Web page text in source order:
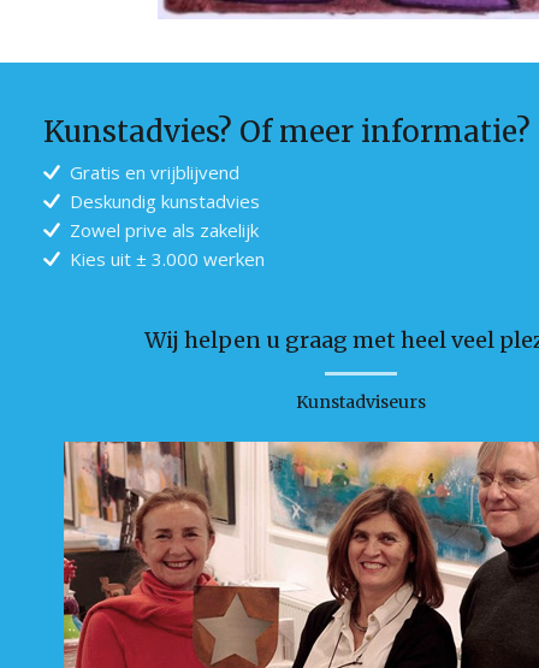
Kunstadvies? Of meer informatie?
Gratis en vrijblijvend
Deskundig kunstadvies
Zowel prive als zakelijk
Kies uit ± 3.000 werken
Wij helpen u graag met heel veel
Kunstadviseurs